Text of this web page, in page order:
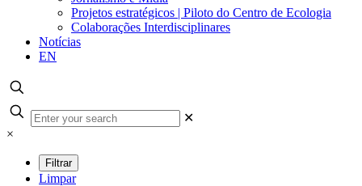
Projetos estratégicos | Piloto do Centro de Ecologia
Colaborações Interdisciplinares
Notícias
EN
✕
×
Limpar